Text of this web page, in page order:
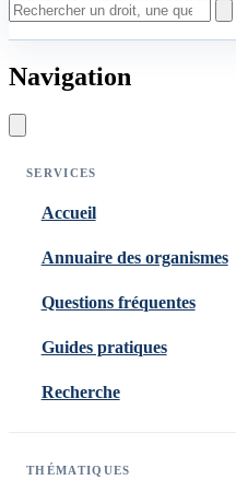
Navigation
SERVICES
Accueil
Annuaire des organismes
Questions fréquentes
Guides pratiques
Recherche
THÉMATIQUES